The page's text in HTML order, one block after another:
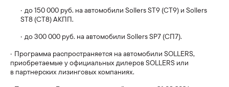
Выбрать онлайнУзнать больше
Автобусы
до 150 000 руб. на автомобили Sollers ST9 (СТ9) и Sollers
ST8 (СТ8) АКПП.
до 300 000 руб. на автомобили Sollers SP7 (СП7).
Программа распространяется на автомобили SOLLERS,
приобретаемые у официальных дилеров SOLLERS или
в партнерских лизинговых компаниях.